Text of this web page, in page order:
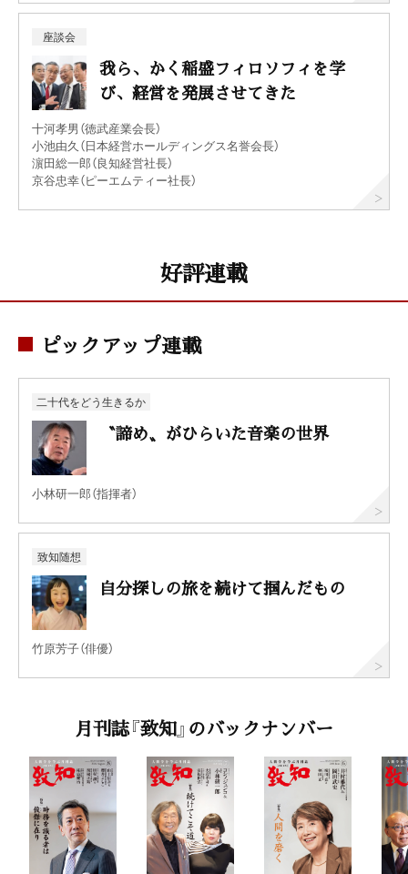
座談会
我ら、かく稲盛フィロソフィを学
び、経営を発展させてきた
十河孝男（徳武産業会長）
小池由久（日本経営ホールディングス名誉会長）
濵田総一郎（良知経営社長）
京谷忠幸（ピーエムティー社長）
好評連載
ピックアップ連載
二十代をどう生きるか
〝諦め〟がひらいた音楽の世界
小林研一郎（指揮者）
致知随想
自分探しの旅を続けて掴んだもの
竹原芳子（俳優）
月刊誌『致知』のバックナンバー